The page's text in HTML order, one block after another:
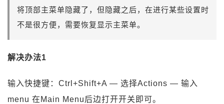
将顶部主菜单隐藏了，但隐藏之后，在进行某些设置时
不是很方便，需要恢复显示主菜单。
解决办法1
输入快捷键：Ctrl+Shift+A — 选择Actions — 输入
menu 在Main Menu后边打开开关即可。